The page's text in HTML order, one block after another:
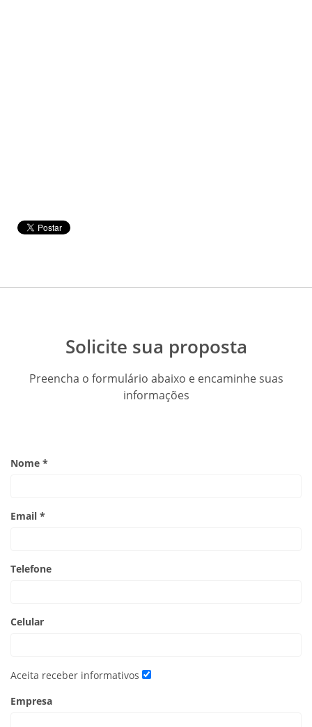
Solicite sua proposta
Preencha o formulário abaixo e encaminhe suas
informações
Nome *
Email *
Telefone
Celular
Aceita receber informativos
Empresa